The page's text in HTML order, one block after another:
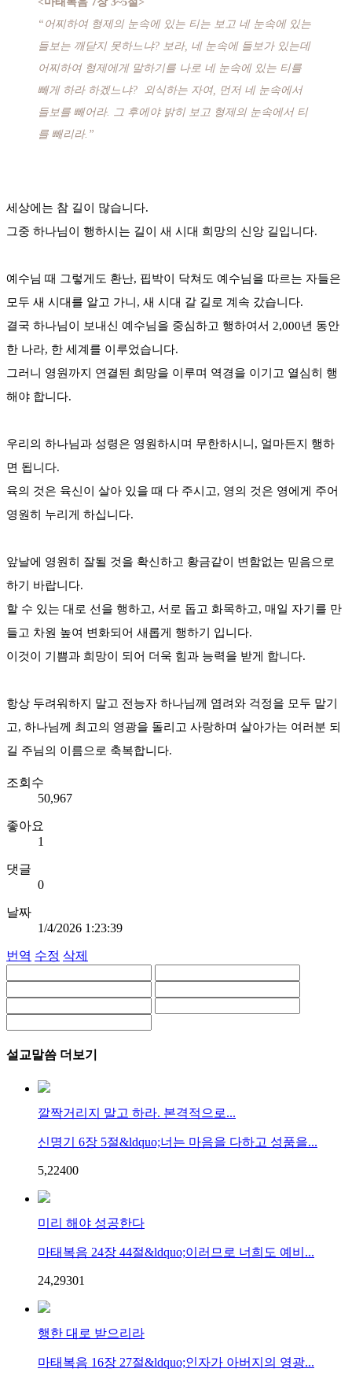
“어찌하여 형제의 눈속에 있는 티는 보고 네 눈속에 있는
들보는 깨닫지 못하느냐? 보라, 네 눈속에 들보가 있는데
어찌하여 형제에게 말하기를 나로 네 눈속에 있는 티를
빼게 하라 하겠느냐? 외식하는 자여, 먼저 네 눈속에서
들보를 빼어라. 그 후에야 밝히 보고 형제의 눈속에서 티
를 빼리라.”
세상에는 참 길이 많습니다.
그중 하나님이 행하시는 길이 새 시대 희망의 신앙 길입니다.
예수님 때 그렇게도 환난, 핍박이 닥쳐도 예수님을 따르는 자들은
모두 새 시대를 알고 가니, 새 시대 갈 길로 계속 갔습니다.
결국 하나님이 보내신 예수님을 중심하고 행하여서 2,000년 동안
한 나라, 한 세계를 이루었습니다.
그러니 영원까지 연결된 희망을 이루며 역경을 이기고 열심히 행
해야 합니다.
우리의 하나님과 성령은 영원하시며 무한하시니, 얼마든지 행하
면 됩니다.
육의 것은 육신이 살아 있을 때 다 주시고, 영의 것은 영에게 주어
영원히 누리게 하십니다.
앞날에 영원히 잘될 것을 확신하고 황금같이 변함없는 믿음으로
하기 바랍니다.
할 수 있는 대로 선을 행하고, 서로 돕고 화목하고, 매일 자기를 만
들고 차원 높여 변화되어 새롭게 행하기 입니다.
이것이 기쁨과 희망이 되어 더욱 힘과 능력을 받게 합니다.
항상 두려워하지 말고 전능자 하나님께 염려와 걱정을 모두 맡기
고, 하나님께 최고의 영광을 돌리고 사랑하며 살아가는 여러분 되
길 주님의 이름으로 축복합니다.
조회수
50,967
좋아요
1
댓글
0
날짜
1/4/2026 1:23:39
번역 수정 삭제
설교말씀 더보기
깔짝거리지 말고 하라. 본격적으로...
신명기 6장 5절&ldquo;너는 마음을 다하고 성품을...
5,22400
미리 해야 성공한다
마태복음 24장 44절&ldquo;이러므로 너희도 예비...
24,29301
행한 대로 받으리라
마태복음 16장 27절&ldquo;인자가 아버지의 영광...